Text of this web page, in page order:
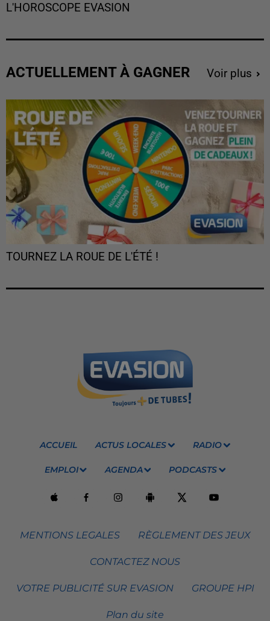
L'HOROSCOPE EVASION
ACTUELLEMENT À GAGNER Voir plus
TOURNEZ LA ROUE DE L'ÉTÉ !
ACCUEIL ACTUS LOCALES RADIO
EMPLOI AGENDA PODCASTS
MENTIONS LEGALES RÈGLEMENT DES JEUX
CONTACTEZ NOUS
VOTRE PUBLICITÉ SUR EVASION GROUPE HPI
Plan du site